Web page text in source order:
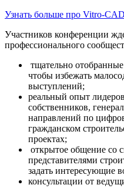
Узнать больше про Vitro-CAD
Участников конференции
профессионального
тщательно
чтобы избежать
выступлений;
реальный опыт
собственников,
направлений по
гражданском
проектах;
открытое общение со
представителями
задать интересующие
консультации от